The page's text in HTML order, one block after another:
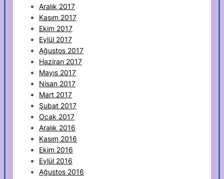
Aralık 2017
Kasım 2017
Ekim 2017
Eylül 2017
Ağustos 2017
Haziran 2017
Mayıs 2017
Nisan 2017
Mart 2017
Şubat 2017
Ocak 2017
Aralık 2016
Kasım 2016
Ekim 2016
Eylül 2016
Ağustos 2016